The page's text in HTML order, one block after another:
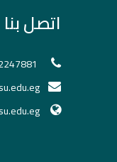
اتصل بنا